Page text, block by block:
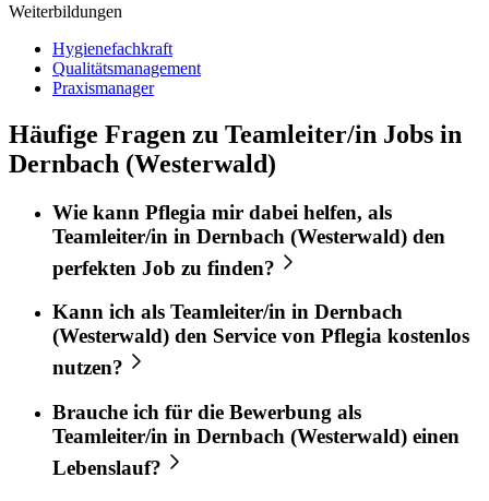
Weiterbildungen
Hygienefachkraft
Qualitätsmanagement
Praxismanager
Häufige Fragen zu Teamleiter/in Jobs in
Dernbach (Westerwald)
Wie kann Pflegia mir dabei helfen, als
Teamleiter/in in Dernbach (Westerwald) den
perfekten Job zu finden?
Kann ich als Teamleiter/in in Dernbach
(Westerwald) den Service von Pflegia kostenlos
nutzen?
Brauche ich für die Bewerbung als
Teamleiter/in in Dernbach (Westerwald) einen
Lebenslauf?